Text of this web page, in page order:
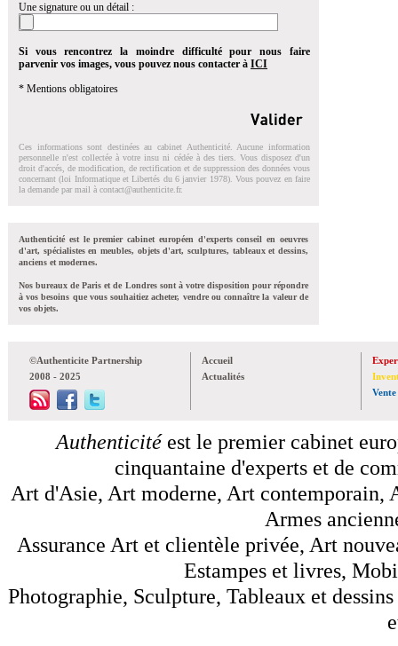
Une signature ou un détail :
Si vous rencontrez la moindre difficulté pour nous faire
parvenir vos images, vous pouvez nous contacter à ICI
* Mentions obligatoires
Ces informations sont destinées au cabinet Authenticité. Aucune information
personnelle n'est collectée à votre insu ni cédée à des tiers. Vous disposez d'un
droit d'accés, de modification, de rectification et de suppression des données vous
concernant (loi Informatique et Libertés du 6 janvier 1978). Vous pouvez en faire
la demande par mail à contact@authenticite.fr.
Authenticité est le premier cabinet européen d'experts conseil en oeuvres
d'art, spécialistes en meubles, objets d'art, sculptures, tableaux et dessins,
anciens et modernes.
Nos bureaux de Paris et de Londres sont à votre disposition pour répondre
à vos besoins que vous souhaitiez acheter, vendre ou connaître la valeur de
vos objets.
©Authenticite Partnership
2008 - 2025
Accueil
Actualités
Vente
Authenticitéest le premier cabinet
cinquantaine d'experts et de
Art d'Asie, Art moderne, Art contemporain,
Armes
Assurance Art et clientèle privée, Art
Estampes et livres,
Photographie, Sculpture, Tableaux et